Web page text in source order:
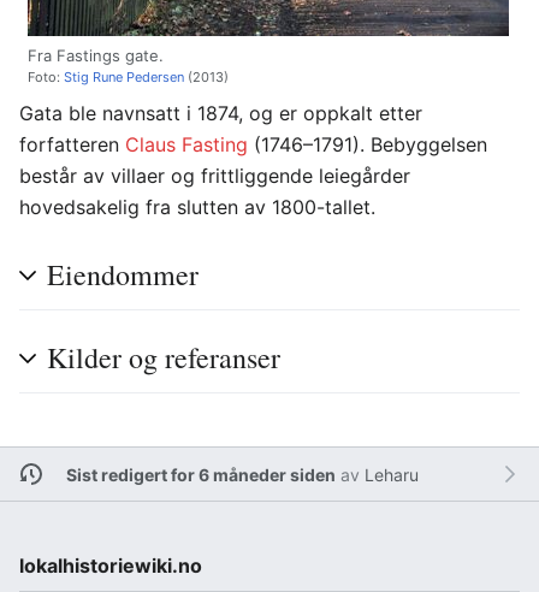
Fra Fastings gate.
Foto: Stig Rune Pedersen (2013)
Gata ble navnsatt i 1874, og er oppkalt etter
forfatteren Claus Fasting (1746–1791). Bebyggelsen
består av villaer og frittliggende leiegårder
hovedsakelig fra slutten av 1800-tallet.
Eiendommer
Kilder og referanser
Sist redigert for 6 måneder siden av Leharu
lokalhistoriewiki.no